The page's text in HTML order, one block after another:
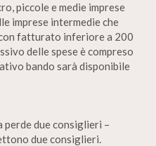
piccole e medie imprese
imprese intermedie che
fatturato inferiore a 200
delle spese è compreso
bando sarà disponibile
perde due consiglieri –
due consiglieri.